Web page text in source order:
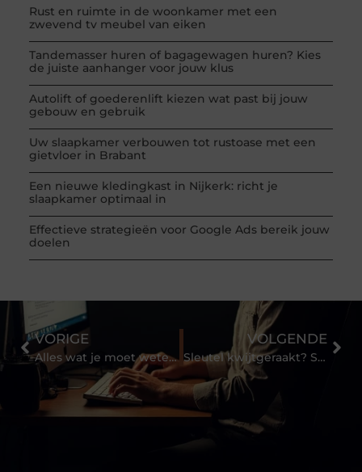
Rust en ruimte in de woonkamer met een
zwevend tv meubel van eiken
Tandemasser huren of bagagewagen huren? Kies
de juiste aanhanger voor jouw klus
Autolift of goederenlift kiezen wat past bij jouw
gebouw en gebruik
Uw slaapkamer verbouwen tot rustoase met een
gietvloer in Brabant
Een nieuwe kledingkast in Nijkerk: richt je
slaapkamer optimaal in
Effectieve strategieën voor Google Ads bereik jouw
doelen
VORIGE
Alles wat je moet weten over het theorie-examen
VOLGENDE
Sleutel kwijtgeraakt? Schakel de slotenmaker in